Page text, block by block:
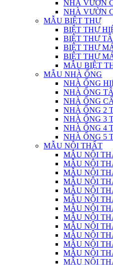
NHÀ VƯỜN
NHÀ VƯỜN
MẪU BIỆT THỰ
BIỆT THỰ
BIỆT THỰ
BIỆT THỰ
BIỆT THỰ
MẪU BIỆT
MẪU NHÀ ỐNG
NHÀ ỐNG
NHÀ ỐNG
NHÀ ỐNG
NHÀ ỐNG 2
NHÀ ỐNG 3
NHÀ ỐNG 4
NHÀ ỐNG 5
MẪU NỘI THẤT
MẪU NỘI
MẪU NỘI
MẪU NỘI
MẪU NỘI
MẪU NỘI
MẪU NỘI
MẪU NỘI
MẪU NỘI
MẪU NỘI
MẪU NỘI
MẪU NỘI
MẪU NỘI
MẪU NỘI